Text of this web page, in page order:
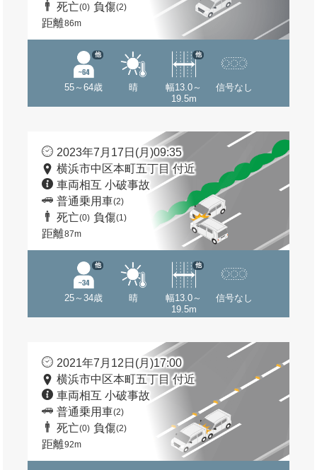
死亡(0) 負傷(2)
距離86m
55～64歳
他
晴
幅13.0～
19.5m
他
信号なし
2023年7月17日(月)09:35
横浜市中区本町五丁目 付近
車両相互 小破事故
普通乗用車(2)
死亡(0) 負傷(1)
距離87m
25～34歳
他
晴
幅13.0～
19.5m
他
信号なし
2021年7月12日(月)17:00
横浜市中区本町五丁目 付近
車両相互 小破事故
普通乗用車(2)
死亡(0) 負傷(2)
距離92m